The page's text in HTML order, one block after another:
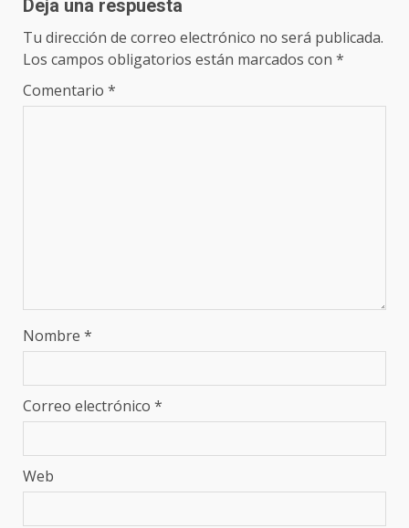
Deja una respuesta
Tu dirección de correo electrónico no será publicada.
Los campos obligatorios están marcados con *
Comentario *
Nombre *
Correo electrónico *
Web